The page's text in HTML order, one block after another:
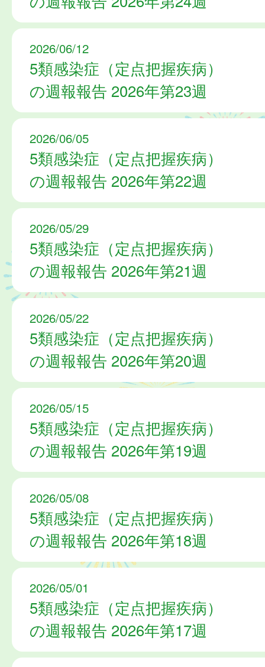
2026/06/12
5類感染症（定点把握疾病）
の週報報告 2026年第23週
2026/06/05
5類感染症（定点把握疾病）
の週報報告 2026年第22週
2026/05/29
5類感染症（定点把握疾病）
の週報報告 2026年第21週
2026/05/22
5類感染症（定点把握疾病）
の週報報告 2026年第20週
2026/05/15
5類感染症（定点把握疾病）
の週報報告 2026年第19週
2026/05/08
5類感染症（定点把握疾病）
の週報報告 2026年第18週
2026/05/01
5類感染症（定点把握疾病）
の週報報告 2026年第17週